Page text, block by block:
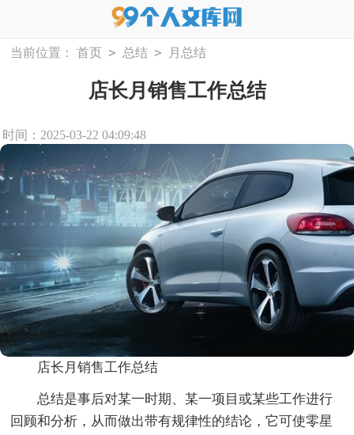
当前位置： 首页 > 总结 > 月总结
店长月销售工作总结
时间：2025-03-22 04:09:48
店长月销售工作总结
总结是事后对某一时期、某一项目或某些工作进行
回顾和分析，从而做出带有规律性的结论，它可使零星